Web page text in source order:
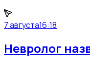
7 августа16:18
Невролог